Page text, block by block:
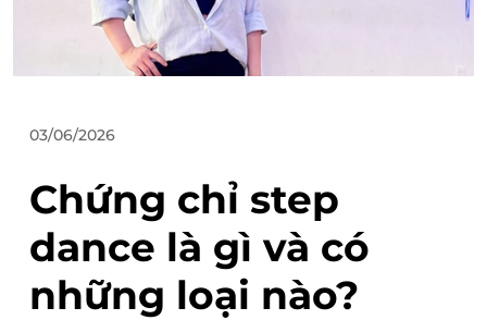
03/06/2026
Chứng chỉ step
dance là gì và có
những loại nào?